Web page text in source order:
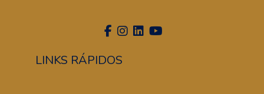
LINKS RÁPIDOS